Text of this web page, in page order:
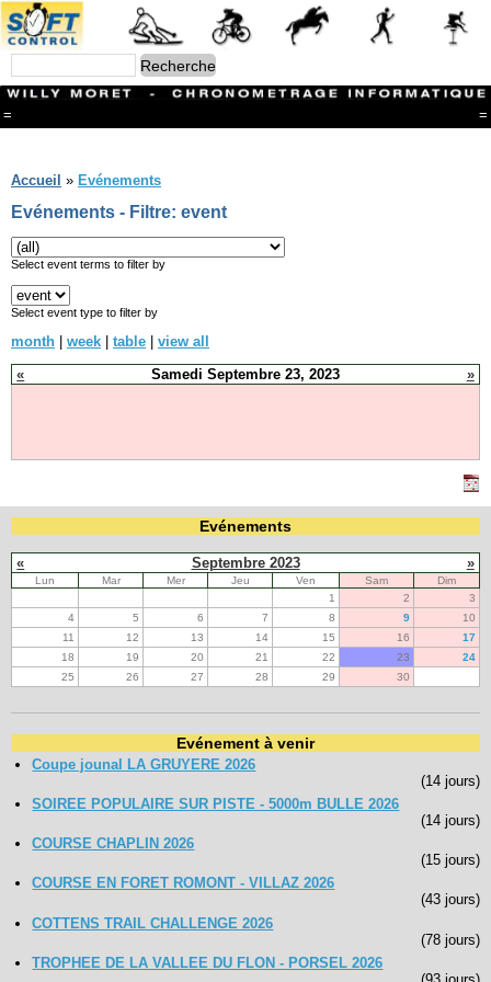
= =
Branches
CONTACT
Ski ALPIN
Triathlon
Ski Nordique
Courses à pieds
Athlétisme
Slalom In-Line
Caisse à savon
Archives
recherche
site map
Ouverture de session
Nom d'utilisateur:
Mot de passe:
Créer un nouveau compte
Accueil » Evénements
Evénements - Filtre: event
Select event terms to filter by
Select event type to filter by
month | week | table | view all
«
Samedi Septembre 23, 2023 »
Evénements
« Septembre 2023 »
Lun Mar Mer Jeu Ven Sam
Dim
1
2
3
4
5 6 7 8 9
10
11
12 13 14 15 16
17
18
19 20 21 22 23
24
25
26 27 28 29 30
Evénement à venir
Coupe jounal LA GRUYERE 2026
(14 jours)
SOIREE POPULAIRE SUR PISTE - 5000m BULLE 2026
(14 jours)
COURSE CHAPLIN 2026
(15 jours)
COURSE EN FORET ROMONT - VILLAZ 2026
(43 jours)
COTTENS TRAIL CHALLENGE 2026
(78 jours)
TROPHEE DE LA VALLEE DU FLON - PORSEL 2026